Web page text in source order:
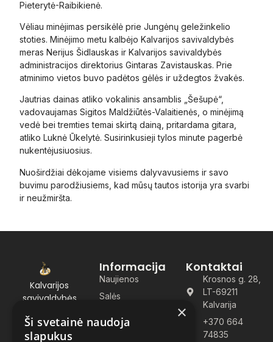
Pieterytė-Raibikienė.
Vėliau minėjimas persikėlė prie Jungėnų geležinkelio
stoties. Minėjimo metu kalbėjo Kalvarijos savivaldybės
meras Nerijus Šidlauskas ir Kalvarijos savivaldybės
administracijos direktorius Gintaras Zavistauskas. Prie
atminimo vietos buvo padėtos gėlės ir uždegtos žvakės.
Jautrias dainas atliko vokalinis ansamblis „Šešupė“,
vadovaujamas Sigitos Maldžiūtės-Valaitienės, o minėjimą
vedė bei tremties temai skirtą dainą, pritardama gitara,
atliko Luknė Ūkelytė. Susirinkusieji tylos minute pagerbė
nukentėjusiuosius.
Nuoširdžiai dėkojame visiems dalyvavusiems ir savo
buvimu parodžiusiems, kad mūsų tautos istorija yra svarbi
ir neužmiršta.
Kalvarijos
savivaldybės
Kultūros centras –
vieta, kur gimsta
Informacija
Naujienos
Salės
užduodami
Kontaktai
Krosnos g. 28,
LT-69211
Kalvarija
+370 664
74835
×
Ši svetainė naudoja
slapukus